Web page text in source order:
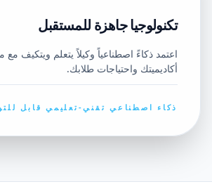
تكنولوجيا جاهزة للمستقبل
اعتمد ذكاءً اصطناعياً وكيلاً يتعلم ويتكيف
أكاديميتك واحتياجات طلابك.
ذكاء اصطناعي تقني-تعليمي قابل